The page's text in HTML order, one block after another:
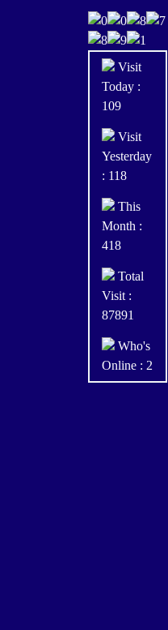
Visit
Today :
109
Visit
Yesterday
: 118
This
Month :
418
Total
Visit :
87891
Who's
Online : 2